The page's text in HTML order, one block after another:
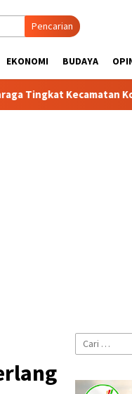
Pencarian
EKONOMI BUDAYA
Ciptakan
Cari
untuk: